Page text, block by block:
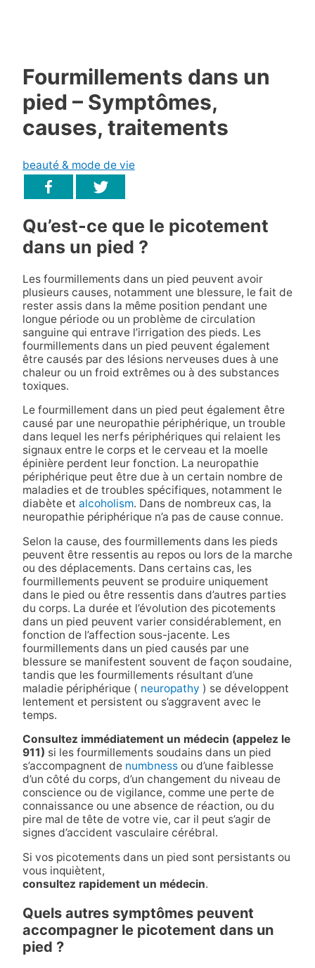
Fourmillements dans un
pied – Symptômes,
causes, traitements
beauté & mode de vie
Qu’est-ce que le picotement
dans un pied ?
Les fourmillements dans un pied peuvent avoir
plusieurs causes, notamment une blessure, le fait de
rester assis dans la même position pendant une
longue période ou un problème de circulation
sanguine qui entrave l’irrigation des pieds. Les
fourmillements dans un pied peuvent également
être causés par des lésions nerveuses dues à une
chaleur ou un froid extrêmes ou à des substances
toxiques.
Le fourmillement dans un pied peut également être
causé par une neuropathie périphérique, un trouble
dans lequel les nerfs périphériques qui relaient les
signaux entre le corps et le cerveau et la moelle
épinière perdent leur fonction. La neuropathie
périphérique peut être due à un certain nombre de
maladies et de troubles spécifiques, notamment le
diabète et alcoholism. Dans de nombreux cas, la
neuropathie périphérique n’a pas de cause connue.
Selon la cause, des fourmillements dans les pieds
peuvent être ressentis au repos ou lors de la marche
ou des déplacements. Dans certains cas, les
fourmillements peuvent se produire uniquement
dans le pied ou être ressentis dans d’autres parties
du corps. La durée et l’évolution des picotements
dans un pied peuvent varier considérablement, en
fonction de l’affection sous-jacente. Les
fourmillements dans un pied causés par une
blessure se manifestent souvent de façon soudaine,
tandis que les fourmillements résultant d’une
maladie périphérique ( neuropathy ) se développent
lentement et persistent ou s’aggravent avec le
temps.
Consultez immédiatement un médecin (appelez le
911) si les fourmillements soudains dans un pied
s’accompagnent de numbnessou d’une faiblesse
d’un côté du corps, d’un changement du niveau de
conscience ou de vigilance, comme une perte de
connaissance ou une absence de réaction, ou du
pire mal de tête de votre vie, car il peut s’agir de
signes d’accident vasculaire cérébral.
Si vos picotements dans un pied sont persistants ou
vous inquiètent,
consultez rapidement un médecin.
Quels autres symptômes peuvent
accompagner le picotement dans un
pied ?